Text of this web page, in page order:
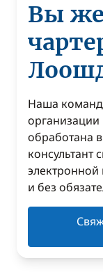
Вы
Наша
организации
обработана
консультант
и без